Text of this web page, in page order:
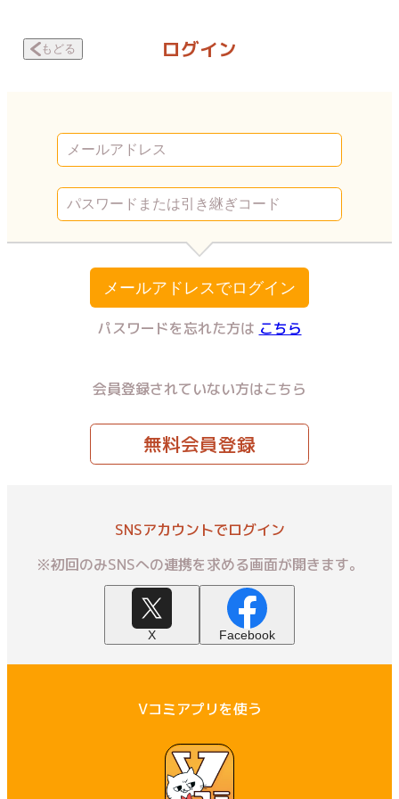
もどる ログイン
メールアドレスでログイン
パスワードを忘れた方は こちら
会員登録されていない方はこちら
無料会員登録
SNSアカウントでログイン
※初回のみSNSへの連携を求める画面が開きます。
X Facebook
Vコミアプリを使う